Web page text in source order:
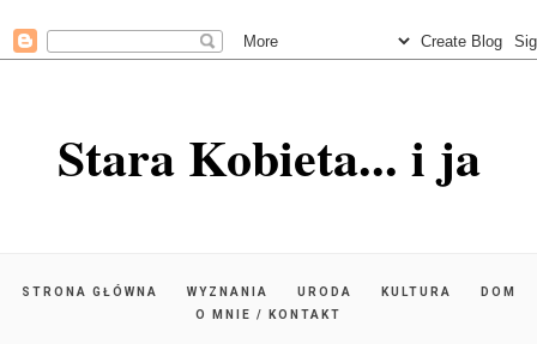
Stara Kobieta... i ja
STRONA GŁÓWNA WYZNANIA URODA KULTURA
DOM
O MNIE / KONTAKT